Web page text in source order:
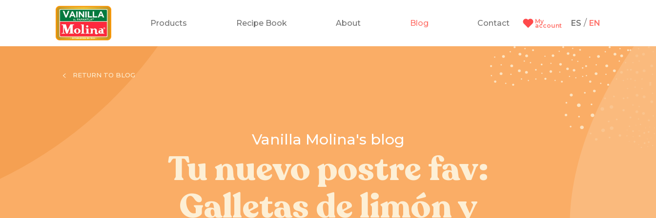
ES / EN
My
account
Products Recipe Book About Blog Contact
RETURN TO BLOG
Vanilla Molina's blog
Tu nuevo postre fav:
Galletas de limón y